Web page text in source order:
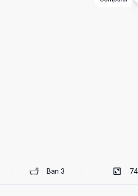
Ban 3 74